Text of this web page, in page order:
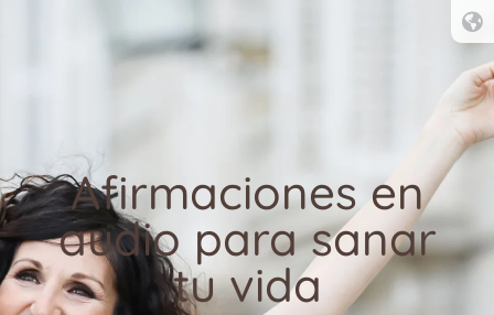
Afirmaciones en
audio para sanar
tu vida